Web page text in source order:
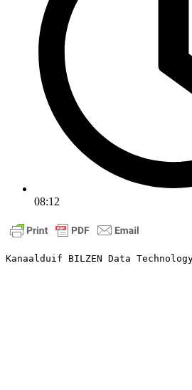
08:12
Kanaalduif BILZEN Data Technology